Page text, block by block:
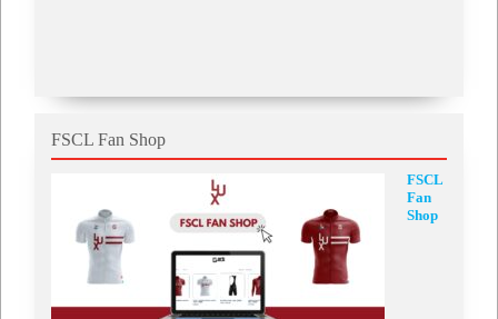
FSCL Fan Shop
FSCL
Fan
Shop